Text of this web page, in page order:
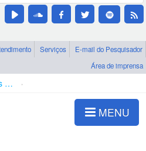
Serviços
E-mail do Pesquisador
Área de imprensa
Bolsas e Auxílios Vigentes
MENU